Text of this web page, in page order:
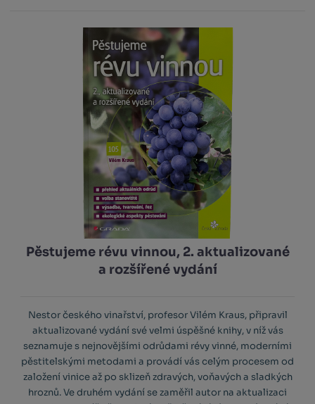
Pěstujeme révu vinnou, 2. aktualizované
a rozšířené vydání
Nestor českého vinařství, profesor Vilém Kraus, připravil
aktualizované vydání své velmi úspěšné knihy, v níž vás
seznamuje s nejnovějšími odrůdami révy vinné, moderními
pěstitelskými metodami a provádí vás celým procesem od
založení vinice až po sklizeň zdravých, voňavých a sladkých
hroznů. Ve druhém vydání se zaměřil autor na aktualizaci